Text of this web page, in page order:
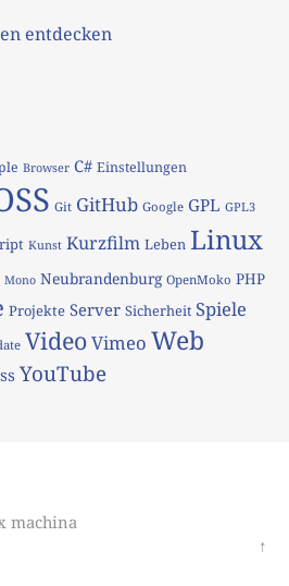
entdecken
Browser C# Einstellungen
Git GitHub Google GPL GPL3
Kunst Kurzfilm Leben Linux
Mono Neubrandenburg OpenMoko PHP
Projekte Server Sicherheit Spiele
VideoVimeo Web
YouTube
machina
↑